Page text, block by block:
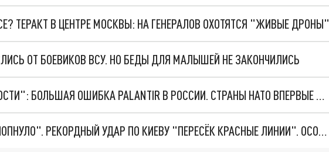
ТЕРАКТ В ЦЕНТРЕ МОСКВЫ: НА ГЕНЕРАЛОВ ОХОТЯТСЯ "ЖИВЫЕ ДРОНЫ"
ОТ БОЕВИКОВ ВСУ. НО БЕДЫ ДЛЯ МАЛЫШЕЙ НЕ ЗАКОНЧИЛИСЬ
"ОЧЕНЬ ПЛОХИЕ НОВОСТИ": БОЛЬШАЯ ОШИБКА PALANTIR В РОССИИ. СТРАНЫ НАТО ВПЕРВЫЕ ЗА СВО ОСТАНОВИЛИ ПОСТАВКИ ОРУЖИЯ. ВСУ ТЕРЯЮТ ПРИГРАНИЧЬЕ?
"ТЕРПЕНИЕ ПУТИНА ЛОПНУЛО". РЕКОРДНЫЙ УДАР ПО КИЕВУ "ПЕРЕСЁК КРАСНЫЕ ЛИНИИ". ОСОБЫЕ СПЕЦЫ КНДР НА ЛБС? ТАЙНЫЕ ПЕРЕГОВОРЫ ЕВРОПЫ И МОСКВЫ